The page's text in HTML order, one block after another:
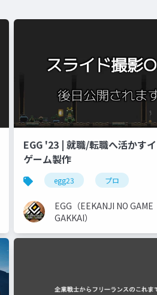
EGG '23 | 就職/転職へ活かす
ゲーム製作
egg23 プロ
EGG（EEKANJI NO GAME
GAKKAI）